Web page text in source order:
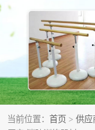
当前位置： 首页 > 供应
单双杠
400米障碍器材
300米障碍器材
塑胶跑道